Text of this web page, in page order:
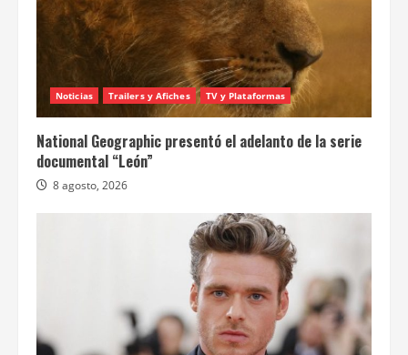
Noticias Trailers y Afiches TV y Plataformas
National Geographic presentó el adelanto de la serie
documental “León”
8 agosto, 2026